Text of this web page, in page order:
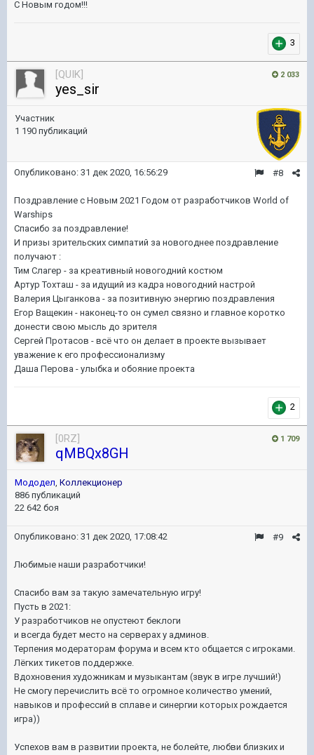
С Новым годом!!!
3
2 033
[QUIK]
yes_sir
Участник
1 190 публикаций
#8
Опубликовано: 31 дек 2020, 16:56:29
Поздравление с Новым 2021 Годом от разработчиков World of
Warships
Спасибо за поздравление!
И призы зрительских симпатий за новогоднее поздравление
получают :
Тим Слагер - за креативный новогодний костюм
Артур Тохташ - за идущий из кадра новогодний настрой
Валерия Цыганкова - за позитивную энергию поздравления
Егор Ващекин - наконец-то он сумел связно и главное коротко
донести свою мысль до зрителя
Сергей Протасов - всё что он делает в проекте вызывает
уважение к его профессионализму
Даша Перова - улыбка и обояние проекта
2
1 709
[0RZ]
qMBQx8GH
Мододел, Коллекционер
886 публикаций
22 642 боя
#9
Опубликовано: 31 дек 2020, 17:08:42
Любимые наши разработчики!
Спасибо вам за такую замечательную игру!
Пусть в 2021:
У разработчиков не опустеют беклоги
и всегда будет место на серверах у админов.
Терпения модераторам форума и всем кто общается с игроками.
Лёгких тикетов поддержке.
Вдохновения художникам и музыкантам (звук в игре лучший!)
Не смогу перечислить всё то огромное количество умений,
навыков и профессий в сплаве и синергии которых рождается
игра))
Успехов вам в развитии проекта, не болейте, любви близких и